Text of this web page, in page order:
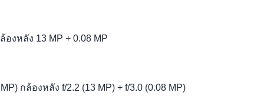
องหลัง 13 MP + 0.08 MP
กล้องหลัง f/2.2 (13 MP) + f/3.0 (0.08 MP)